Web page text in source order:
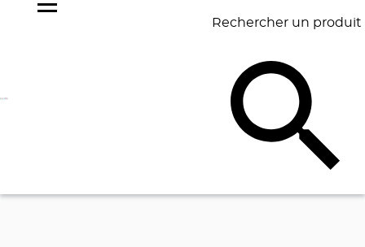
Rechercher un produit
BAGAGERIE BUREAU